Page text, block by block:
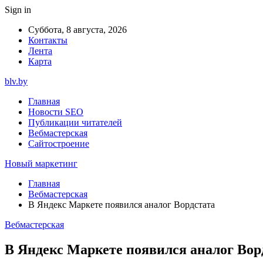
Sign in
Суббота, 8 августа, 2026
Контакты
Лента
Карта
blv.by
Главная
Новости SEO
Публикации читателей
Вебмастерская
Сайтостроение
Новый маркетинг
Главная
Вебмастерская
В Яндекс Маркете появился аналог Вордстата
Вебмастерская
В Яндекс Маркете появился аналог